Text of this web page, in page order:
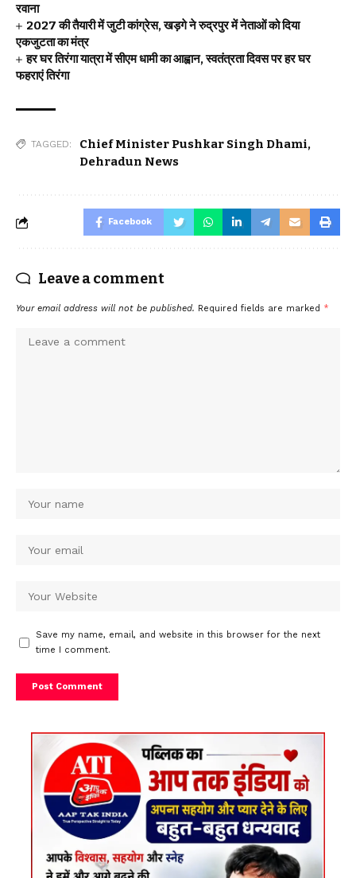
रवाना
2027 की तैयारी में जुटी कांग्रेस, खड़गे ने रुद्रपुर में नेताओं को दिया
एकजुटता का मंत्र
हर घर तिरंगा यात्रा में सीएम धामी का आह्वान, स्वतंत्रता दिवस पर हर घर
फहराएं तिरंगा
TAGGED: Chief Minister Pushkar Singh Dhami,
Dehradun News
Facebook
Leave a comment
Your email address will not be published. Required fields are marked *
Save my name, email, and website in this browser for the next
time I comment.